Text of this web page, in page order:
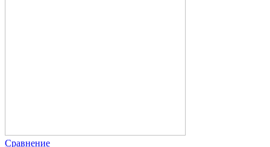
Сравнение